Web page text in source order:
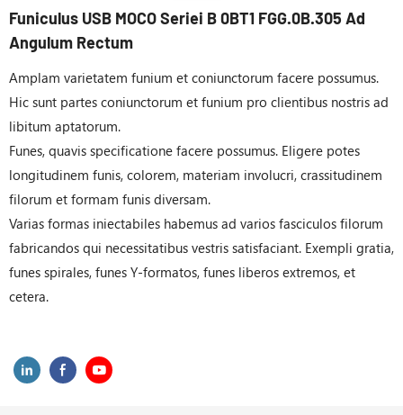
Funiculus USB MOCO Seriei B 0BT1 FGG.0B.305 Ad
Angulum Rectum
Amplam varietatem funium et coniunctorum facere possumus.
Hic sunt partes coniunctorum et funium pro clientibus nostris ad
libitum aptatorum.
Funes, quavis specificatione facere possumus. Eligere potes
longitudinem funis, colorem, materiam involucri, crassitudinem
filorum et formam funis diversam.
Varias formas iniectabiles habemus ad varios fasciculos filorum
fabricandos qui necessitatibus vestris satisfaciant. Exempli gratia,
funes spirales, funes Y-formatos, funes liberos extremos, et
cetera.